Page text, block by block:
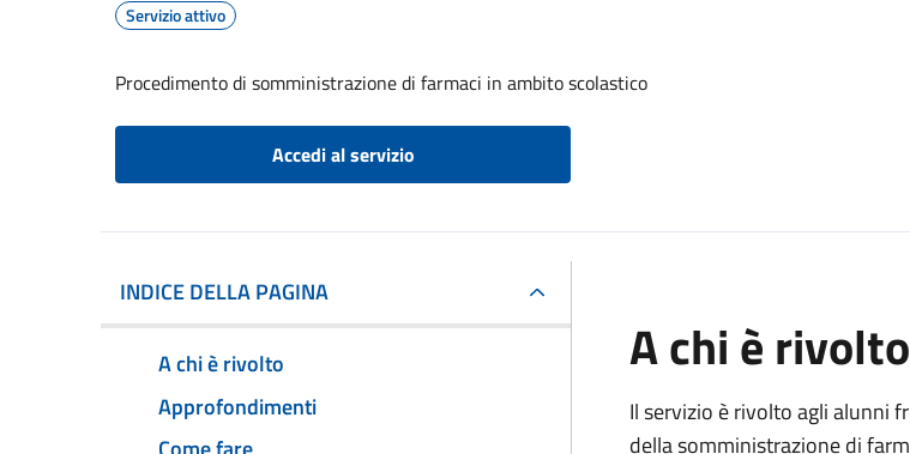
Servizio attivo
Procedimento di somministrazione di farmaci in ambito scolastico
Accedi al servizio
INDICE DELLA PAGINA
A chi è rivolto
Approfondimenti
A chi è rivolto
Il servizio è rivolto agli alunni
della somministrazione di